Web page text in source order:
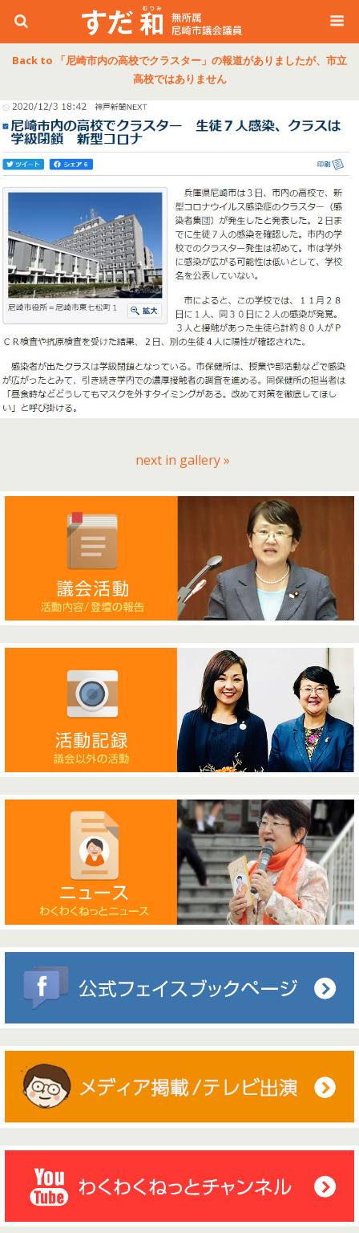
Back to 「尼崎市内の高校でクラスター」の報道がありましたが、市立
高校ではありません
next in gallery »